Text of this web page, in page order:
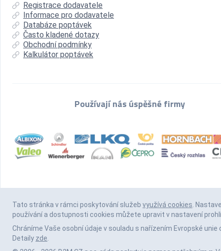
Registrace dodavatele
Informace pro dodavatele
Databáze poptávek
Často kladené dotazy
Obchodní podmínky
Kalkulátor poptávek
Používají nás úspěšné firmy
Tato stránka v rámci poskytování služeb využívá cookies.
používání a dostupnosti cookies můžete upravit v nastavení
Chráníme Vaše osobní údaje v souladu s nařízením Evropské unie
Detaily zde.